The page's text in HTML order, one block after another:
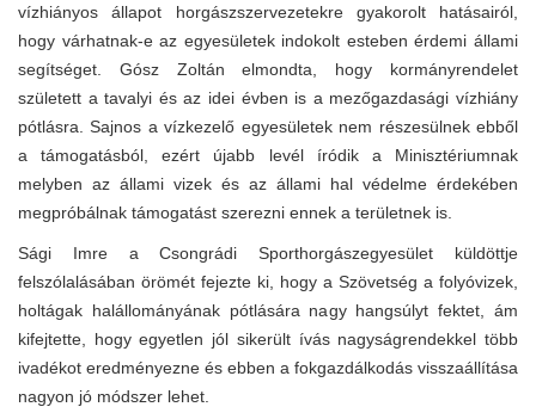
vízhiányos állapot horgászszervezetekre gyakorolt hatásairól,
hogy várhatnak-e az egyesületek indokolt esteben érdemi állami
segítséget. Gósz Zoltán elmondta, hogy kormányrendelet
született a tavalyi és az idei évben is a mezőgazdasági vízhiány
pótlásra. Sajnos a vízkezelő egyesületek nem részesülnek ebből
a támogatásból, ezért újabb levél íródik a Minisztériumnak
melyben az állami vizek és az állami hal védelme érdekében
megpróbálnak támogatást szerezni ennek a területnek is.
Sági Imre a Csongrádi Sporthorgászegyesület küldöttje
felszólalásában örömét fejezte ki, hogy a Szövetség a folyóvizek,
holtágak halállományának pótlására nagy hangsúlyt fektet, ám
kifejtette, hogy egyetlen jól sikerült ívás nagyságrendekkel több
ivadékot eredményezne és ebben a fokgazdálkodás visszaállítása
nagyon jó módszer lehet.